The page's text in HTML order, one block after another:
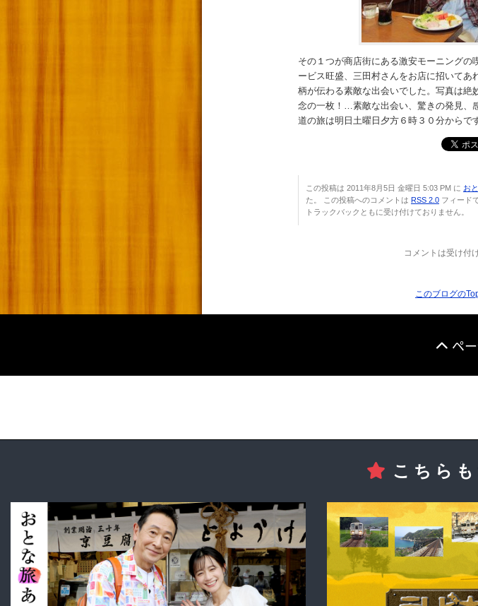
その１つが商店街にある激安モーニングの
ービス旺盛、三田村さんをお店に招いてあ
柄が伝わる素敵な出会いでした。写真は絶
念の一枚！…素敵な出会い、驚きの発見、
道の旅は明日土曜日夕方６時３０分からで
この投稿は 2011年8月5日 金曜日 5:03 PM に お
た。 この投稿へのコメントは RSS 2.0 フィード
トラックバックともに受け付けておりません。
コメントは受け付
このブログの
ペ
こちら